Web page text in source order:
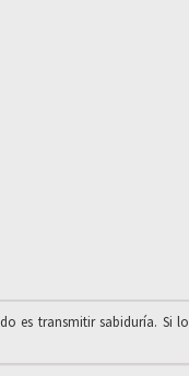
es transmitir sabiduría.